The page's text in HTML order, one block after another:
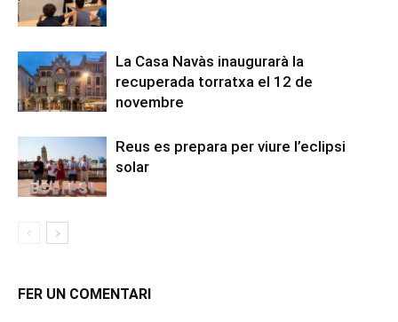
La Casa Navàs inaugurarà la
recuperada torratxa el 12 de
novembre
Reus es prepara per viure l’eclipsi
solar
FER UN COMENTARI